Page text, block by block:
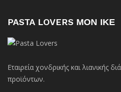
PASTA LOVERS ΜΟΝ ΙΚΕ
Εταιρεία χονδρικής και λιανικής
προϊόντων.